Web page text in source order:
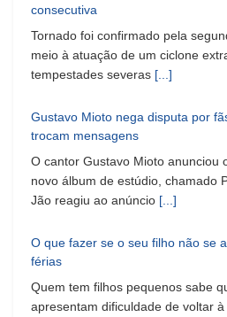
consecutiva
Tornado foi confirmado pela
meio à atuação de um ciclone
tempestades severas [...]
Gustavo Mioto nega disputa por
trocam mensagens
O cantor Gustavo Mioto anunciou
novo álbum de estúdio, chamado
Jão reagiu ao anúncio [...]
O que fazer se o seu filho não se
férias
Quem tem filhos pequenos sabe
apresentam dificuldade de voltar